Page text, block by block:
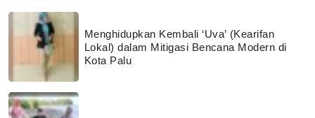
Menghidupkan Kembali ‘Uva’ (Kearifan
Lokal) dalam Mitigasi Bencana Modern di
Kota Palu